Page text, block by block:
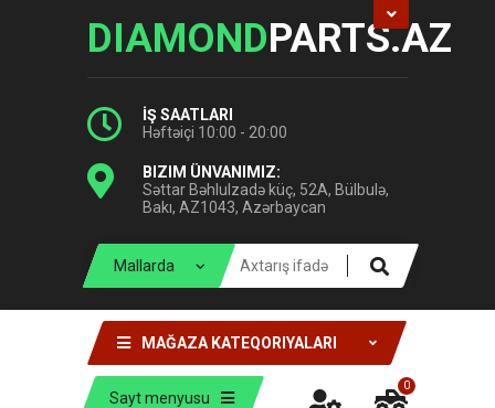
DIAMONDPARTS.AZ
İŞ SAATLARI
Həftəiçi 10:00 - 20:00
BIZIM ÜNVANIMIZ:
Səttar Bəhlulzadə küç, 52A, Bülbulə,
Bakı, AZ1043, Azərbaycan
MAĞAZA KATEQORIYALARI
Sayt menyusu
0